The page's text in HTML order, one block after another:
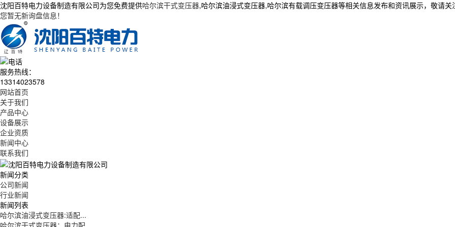
沈阳百特电力设备制造有限公司为您免费提供哈尔滨干式变压器,哈尔滨油浸式变压器,哈尔滨有载调压变压器等相关信息发布和资讯展示，敬请关
您暂无新询盘信息！
服务热线：
13314023578
网站首页
关于我们
产品中心
设备展示
企业资质
新闻中心
联系我们
新闻分类
公司新闻
行业新闻
新闻列表
哈尔滨油浸式变压器:适配...
哈尔滨干式变压器：电力配...